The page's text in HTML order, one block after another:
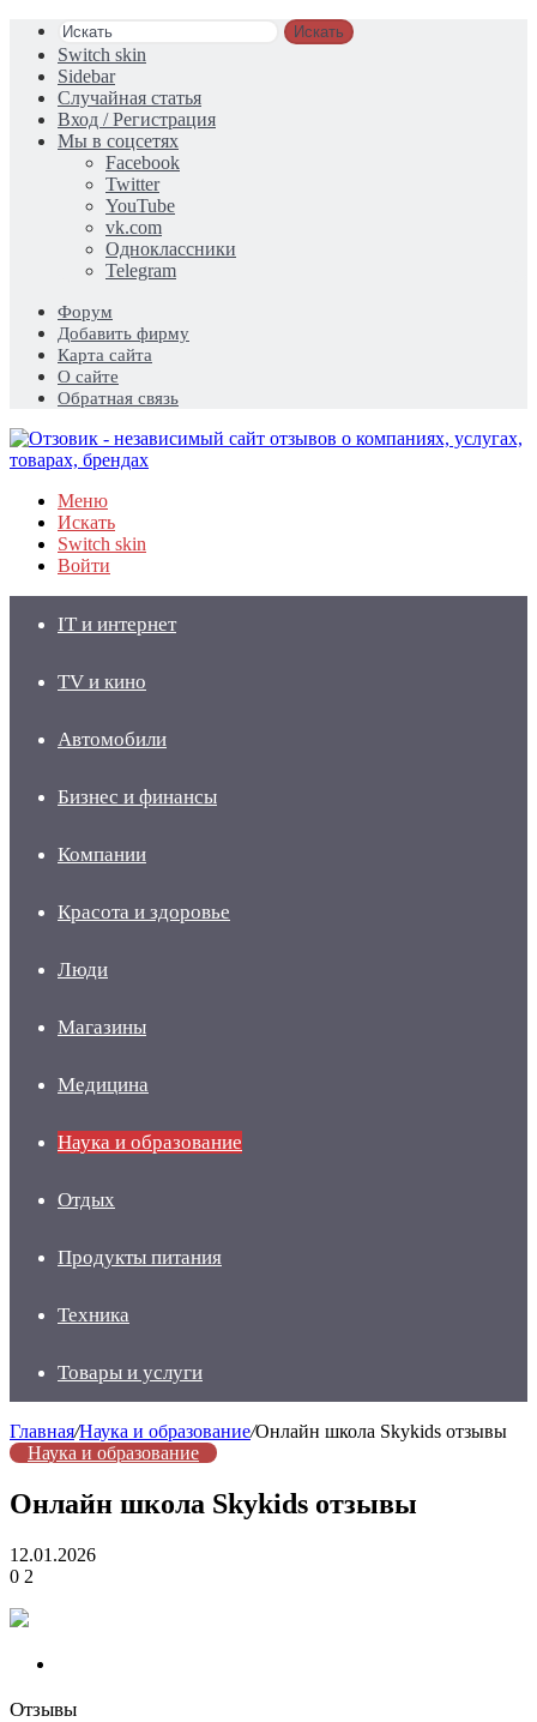
Искать
Switch skin
Sidebar
Случайная статья
Вход / Регистрация
Мы в соцсетях
Facebook
Twitter
YouTube
vk.com
Одноклассники
Telegram
Форум
Добавить фирму
Карта сайта
О сайте
Обратная связь
Меню
Искать
Switch skin
Войти
IT и интернет
TV и кино
Автомобили
Бизнес и финансы
Компании
Красота и здоровье
Люди
Магазины
Медицина
Наука и образование
Отдых
Продукты питания
Техника
Товары и услуги
Главная/Наука и образование/​Онлайн школа Skykids отзывы
Наука и образование
​Онлайн школа Skykids отзывы
12.01.2026
0 2
Отзывы